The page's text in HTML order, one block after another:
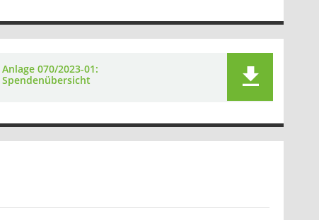
Anlage 070/2023-01:
Spendenübersicht